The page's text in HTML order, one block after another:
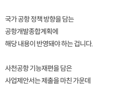
국가 공항 정책 방향을 담는
공항개발종합계획에
해당 내용이 반영돼야 하는 겁니다.
사천공항 기능재편을 담은
사업제안서는 제출을 마친 가운데